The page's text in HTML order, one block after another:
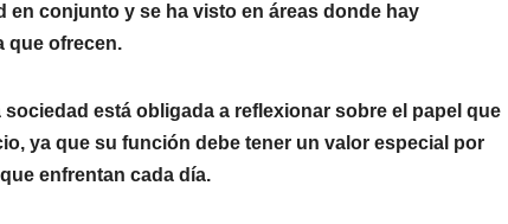
conjunto y se ha visto en áreas donde hay
que ofrecen.
está obligada a reflexionar sobre el papel que
ya que su función debe tener un valor especial por
enfrentan cada día.